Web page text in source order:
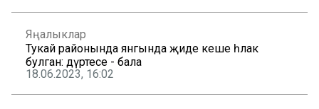
Яңалыклар
Тукай районында янгында җиде кеше һәлак
булган: дүртесе - бала
18.06.2023, 16:02